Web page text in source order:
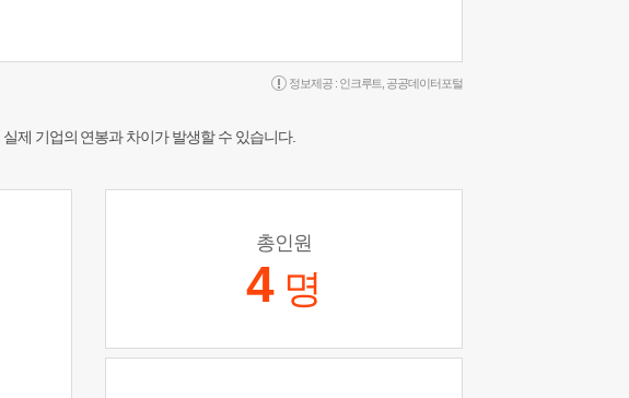
정보제공 : 인크루트 공공데이터포털
제 기업의 연봉과 차이가 발생할 수 있습니다.
총인원
4 명